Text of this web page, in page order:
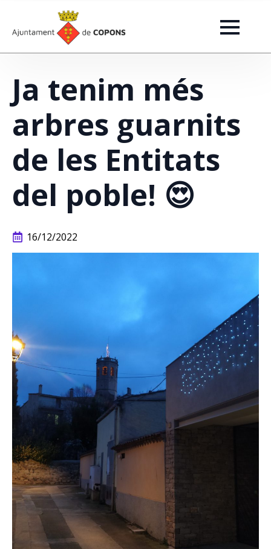
Ja tenim més
arbres guarnits
de les Entitats
del poble! 😍
16/12/2022